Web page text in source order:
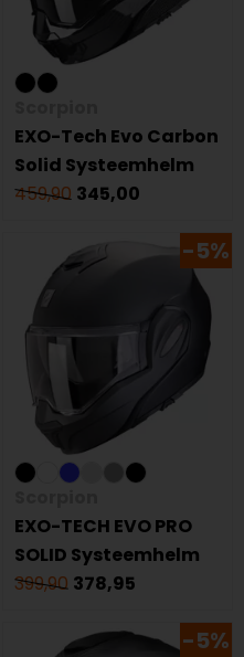
EXO-Tech Evo Carbon
Solid Systeemhelm
459,90 345,00
-5%
EXO-TECH EVO PRO
SOLID Systeemhelm
399,90 378,95
-5%